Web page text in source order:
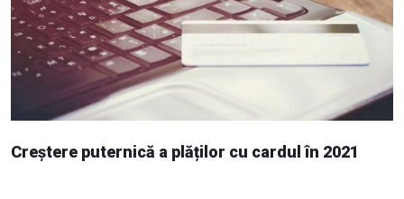
Creștere puternică a plăților cu cardul în 2021